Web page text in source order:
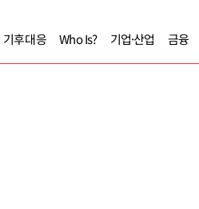
기후대응 Who Is? 기업·산업 금융